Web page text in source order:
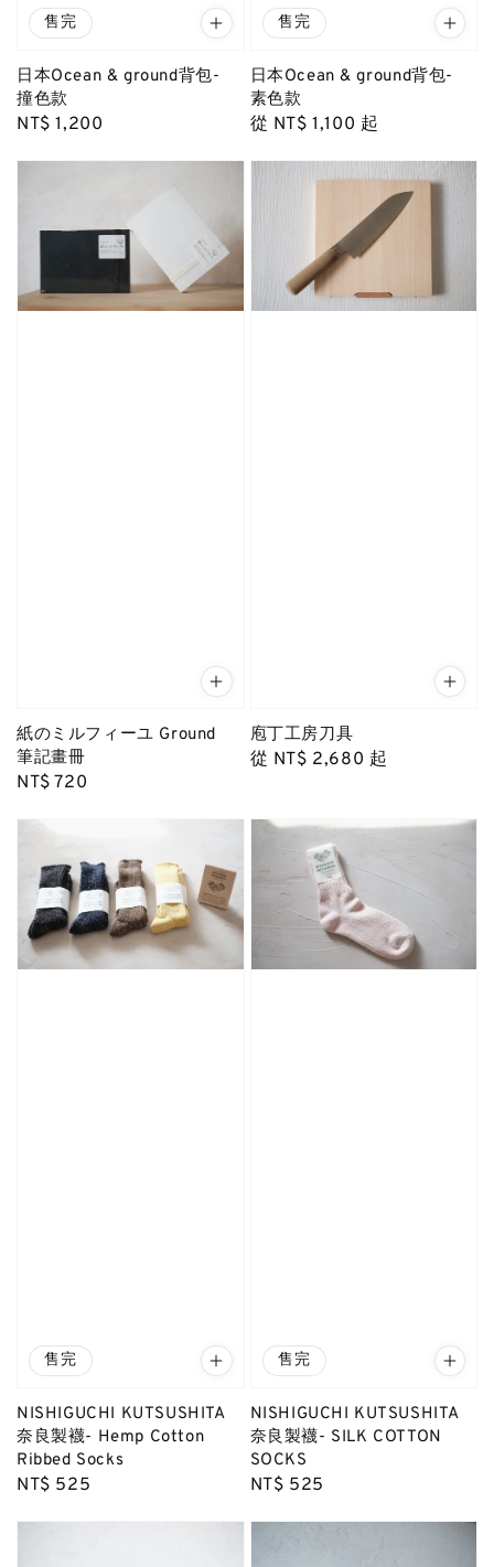
售完
日本Ocean & ground背包-
撞色款
Regular
NT$ 1,200
售完
日本Ocean & ground背包-
素色款
Regular
從 NT$ 1,100 起
紙のミルフィーユ Ground
筆記畫冊
Regular
NT$ 720
庖丁工房刀具
Regular
從 NT$ 2,680 起
售完
NISHIGUCHI KUTSUSHITA
奈良製襪- Hemp Cotton
Ribbed Socks
Regular
NT$ 525
售完
NISHIGUCHI KUTSUSHITA
奈良製襪- SILK COTTON
SOCKS
Regular
NT$ 525